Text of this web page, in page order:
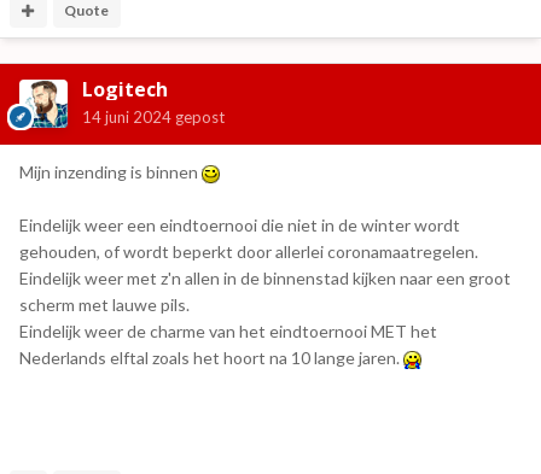
Quote
Logitech
14 juni 2024 gepost
Mijn inzending is binnen
Eindelijk weer een eindtoernooi die niet in de winter wordt
gehouden, of wordt beperkt door allerlei coronamaatregelen.
Eindelijk weer met z'n allen in de binnenstad kijken naar een groot
scherm met lauwe pils.
Eindelijk weer de charme van het eindtoernooi MET het
Nederlands elftal zoals het hoort na 10 lange jaren.